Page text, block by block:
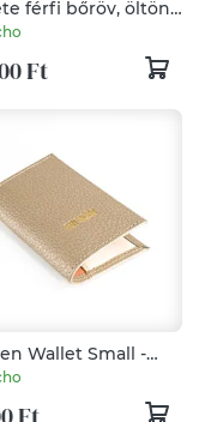
férfi bőröv, öltöny
Ft
Wallet Small -
marhabőr